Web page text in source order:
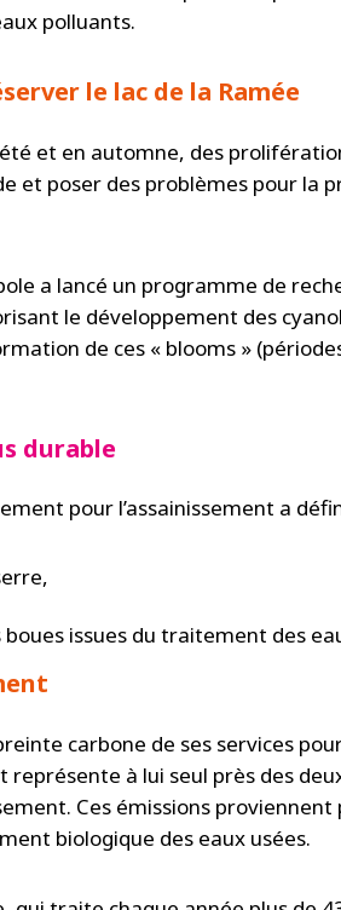
polluants.
le lac de la Ramée
et en automne, des
et poser des problèmes pour la
a lancé un programme de
le développement des
de ces « blooms »
durable
pour l’assainissement a
issues du traitement des
carbone de ses services
représente à lui seul près des
Ces émissions
biologique des eaux usées.